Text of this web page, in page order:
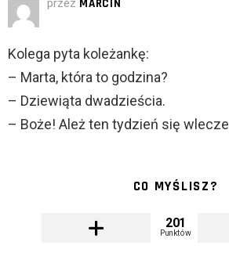
przez MARCIN
Kolega pyta koleżankę:
– Marta, która to godzina?
– Dziewiąta dwadzieścia.
– Boże! Ależ ten tydzień się wlecze
CO MYŚLISZ?
201
Punktów